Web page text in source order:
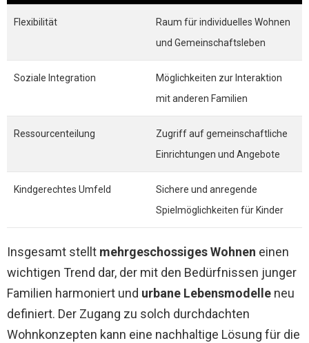
Flexibilität
Raum für individuelles Wohnen
und Gemeinschaftsleben
Soziale Integration
Möglichkeiten zur Interaktion
mit anderen Familien
Ressourcenteilung
Zugriff auf gemeinschaftliche
Einrichtungen und Angebote
Kindgerechtes Umfeld
Sichere und anregende
Spielmöglichkeiten für Kinder
Insgesamt stellt mehrgeschossiges Wohnen einen
wichtigen Trend dar, der mit den Bedürfnissen junger
Familien harmoniert und urbane Lebensmodelle neu
definiert. Der Zugang zu solch durchdachten
Wohnkonzepten kann eine nachhaltige Lösung für die